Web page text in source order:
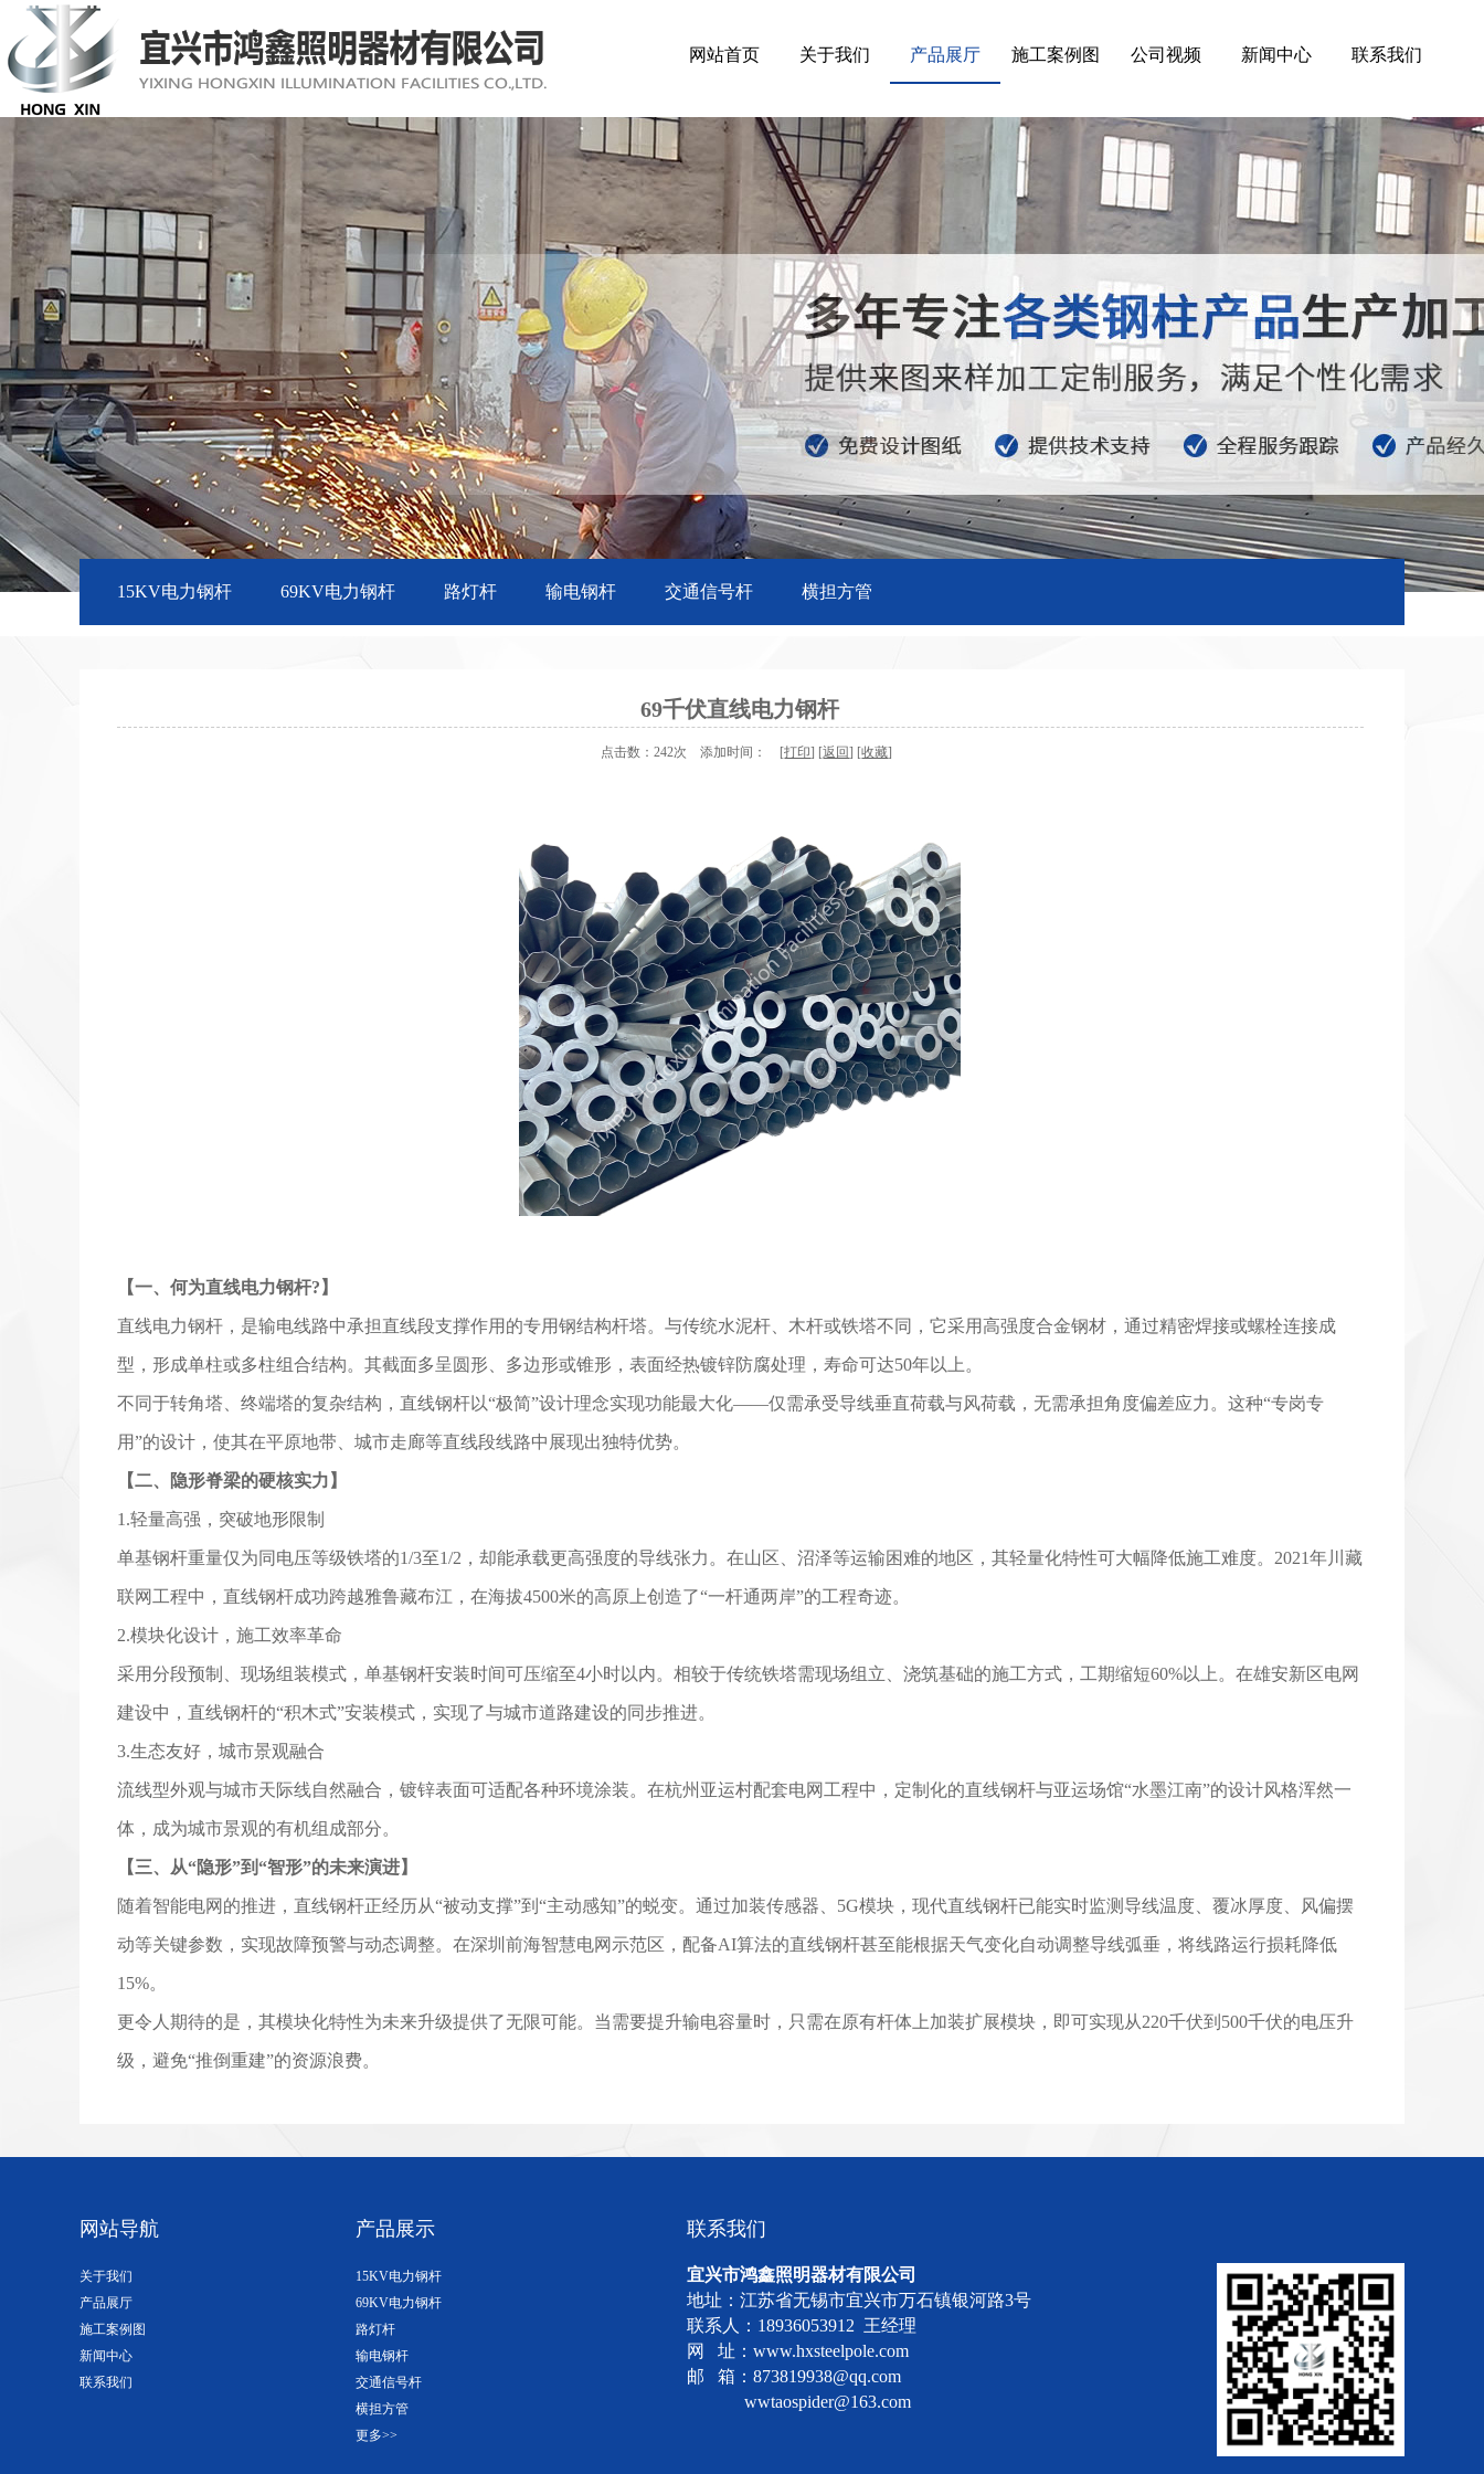
网站首页 关于我们 产品展厅 施工案例图 公司视频 新闻中心 联系我们
15KV电力钢杆 69KV电力钢杆 路灯杆 输电钢杆 交通信号杆 横担方管
69千伏直线电力钢杆
点击数：242次 添加时间： [打印] [返回] [收藏]
【一、何为直线电力钢杆?】
直线电力钢杆，是输电线路中承担直线段支撑作用的专用钢结构杆塔。与传统水泥杆、木杆或铁塔不同，它采用高强度合金钢材，通过精密焊接或螺栓连接成
型，形成单柱或多柱组合结构。其截面多呈圆形、多边形或锥形，表面经热镀锌防腐处理，寿命可达50年以上。
不同于转角塔、终端塔的复杂结构，直线钢杆以“极简”设计理念实现功能最大化——仅需承受导线垂直荷载与风荷载，无需承担角度偏差应力。这种“专岗专
用”的设计，使其在平原地带、城市走廊等直线段线路中展现出独特优势。
【二、隐形脊梁的硬核实力】
1.轻量高强，突破地形限制
单基钢杆重量仅为同电压等级铁塔的1/3至1/2，却能承载更高强度的导线张力。在山区、沼泽等运输困难的地区，其轻量化特性可大幅降低施工难度。2021年川藏
联网工程中，直线钢杆成功跨越雅鲁藏布江，在海拔4500米的高原上创造了“一杆通两岸”的工程奇迹。
2.模块化设计，施工效率革命
采用分段预制、现场组装模式，单基钢杆安装时间可压缩至4小时以内。相较于传统铁塔需现场组立、浇筑基础的施工方式，工期缩短60%以上。在雄安新区电网
建设中，直线钢杆的“积木式”安装模式，实现了与城市道路建设的同步推进。
3.生态友好，城市景观融合
流线型外观与城市天际线自然融合，镀锌表面可适配各种环境涂装。在杭州亚运村配套电网工程中，定制化的直线钢杆与亚运场馆“水墨江南”的设计风格浑然一
体，成为城市景观的有机组成部分。
【三、从“隐形”到“智形”的未来演进】
随着智能电网的推进，直线钢杆正经历从“被动支撑”到“主动感知”的蜕变。通过加装传感器、5G模块，现代直线钢杆已能实时监测导线温度、覆冰厚度、风偏摆
动等关键参数，实现故障预警与动态调整。在深圳前海智慧电网示范区，配备AI算法的直线钢杆甚至能根据天气变化自动调整导线弧垂，将线路运行损耗降低
15%。
更令人期待的是，其模块化特性为未来升级提供了无限可能。当需要提升输电容量时，只需在原有杆体上加装扩展模块，即可实现从220千伏到500千伏的电压升
级，避免“推倒重建”的资源浪费。
网站导航
关于我们
产品展厅
施工案例图
新闻中心
联系我们
产品展示
15KV电力钢杆
69KV电力钢杆
路灯杆
输电钢杆
交通信号杆
横担方管
更多>>
联系我们
宜兴市鸿鑫照明器材有限公司
地址：江苏省无锡市宜兴市万石镇银河路3号
联系人：18936053912 王经理
网 址：www.hxsteelpole.com
邮 箱：873819938@qq.com
wwtaospider@163.com